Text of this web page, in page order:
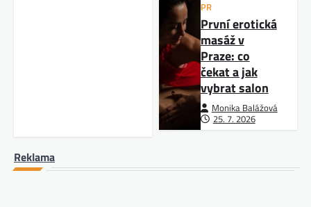
PR
První erotická
masáž v
Praze: co
čekat a jak
vybrat salon
Monika Balážová
25. 7. 2026
Reklama